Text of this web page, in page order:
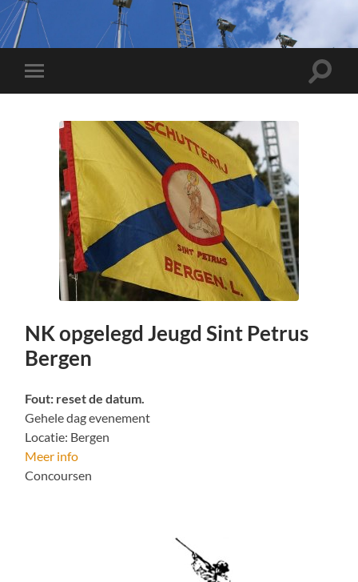
Toggle
mobiel
Toggle
NK opgelegd Jeugd Sint Petrus
Bergen
Fout: reset de datum.
Gehele dag evenement
Locatie: Bergen
Meer info
Concoursen